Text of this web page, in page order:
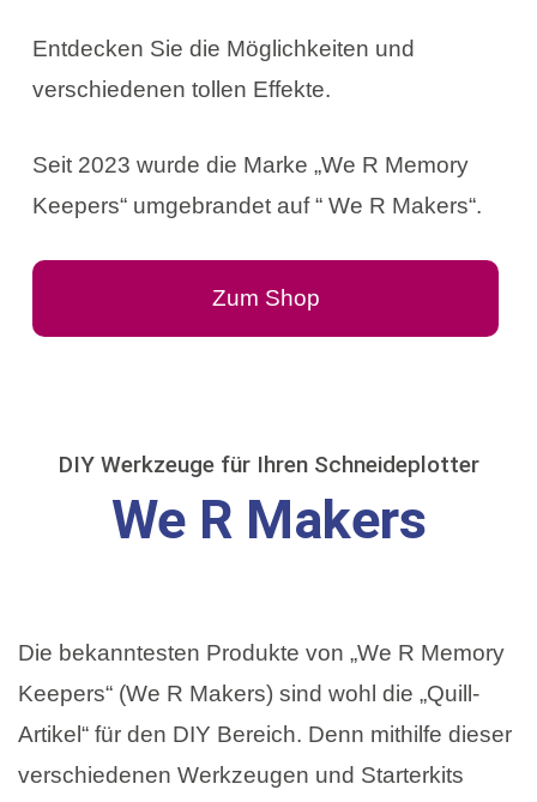
Entdecken Sie die Möglichkeiten und
verschiedenen tollen Effekte.
Seit 2023 wurde die Marke „We R Memory
Keepers“ umgebrandet auf “ We R Makers“.
Zum Shop
DIY Werkzeuge für Ihren Schneideplotter
We R Makers
Die bekanntesten Produkte von „We R Memory
Keepers“ (We R Makers) sind wohl die „Quill-
Artikel“ für den DIY Bereich. Denn mithilfe dieser
verschiedenen Werkzeugen und Starterkits